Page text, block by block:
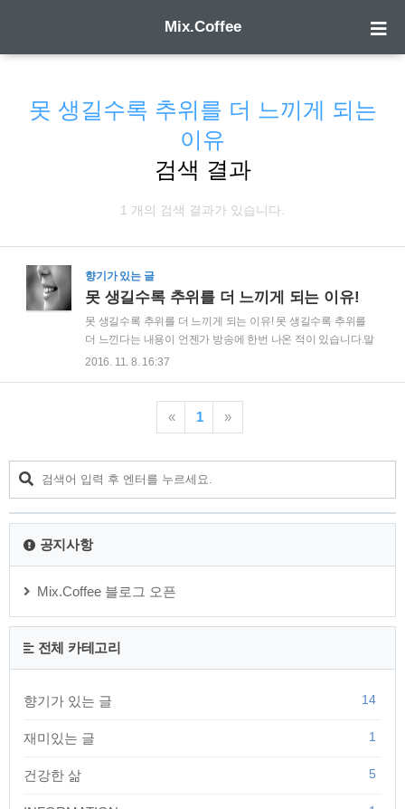
Mix.Coffee
못 생길수록 추위를 더 느끼게 되는
이유
검색 결과
1 개의 검색 결과가 있습니다.
향기가 있는 글
못 생길수록 추위를 더 느끼게 되는 이유!
못 생길수록 추위를 더 느끼게 되는 이유! 못 생길수록 추위를
더 느낀다는 내용이 언젠가 방송에 한번 나온 적이 있습니다.말
도 안 되는 이야기 같지만 실제로 잘 생긴 사람에 비해 못 생긴
다. 자신이 잘 생겼다고 생각하면 그 사람은 잘 생긴 것이고, 못
생겼다고 생각하면 그 사람은 못 생긴 것입니다. 스스로를 못 생
닙니다. 이러니 당연히 다른 사람에 비해 더 추울 수 밖에 없습
니다. 스스로를 못 생겼다고 생각해서 일부러 움츠려 들 이유가
없습니다.자신이 고귀한 존재임을 ..
2016. 11. 8. 16:37
« 1 »
공지사항
Mix.Coffee 블로그 오픈
전체 카테고리
향기가 있는 글 14
재미있는 글 1
건강한 삶 5